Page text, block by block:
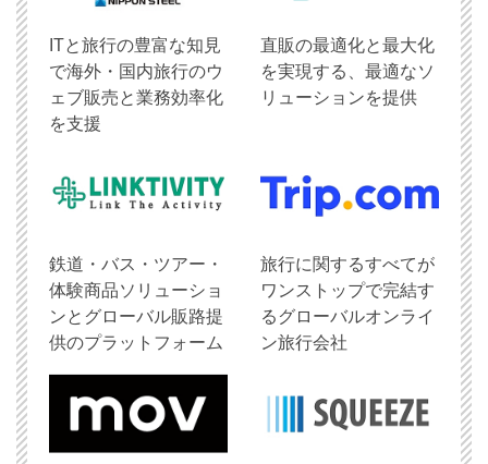
ITと旅行の豊富な知見
で海外・国内旅行のウ
ェブ販売と業務効率化
を支援
直販の最適化と最大化
を実現する、最適なソ
リューションを提供
鉄道・バス・ツアー・
体験商品ソリューショ
ンとグローバル販路提
供のプラットフォーム
旅行に関するすべてが
ワンストップで完結す
るグローバルオンライ
ン旅行会社